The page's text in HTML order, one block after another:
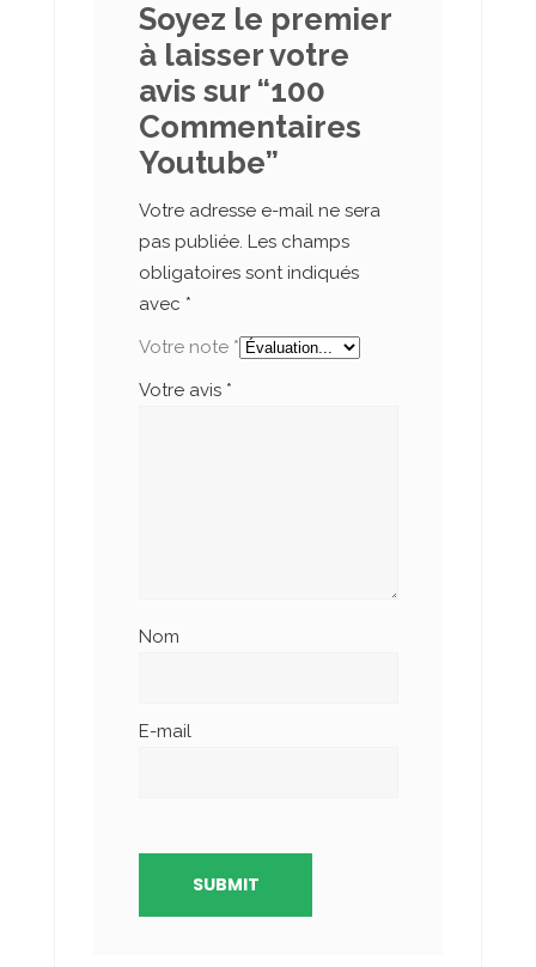
Soyez le premier
à laisser votre
avis sur “100
Commentaires
Youtube”
Votre adresse e-mail ne sera
pas publiée. Les champs
obligatoires sont indiqués
avec *
Votre note *
Votre avis *
Nom
E-mail